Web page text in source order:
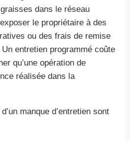
dans le réseau
le propriétaire à des
ou des frais de remise
entretien programmé coûte
qu’une opération de
réalisée dans la
manque d’entretien sont